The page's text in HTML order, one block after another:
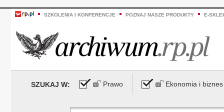
SZKOLENIA I KONFERENCJE POZNAJ NASZE PRODUKTY E-
SZUKAJ W: Prawo Ekonomia i biznes